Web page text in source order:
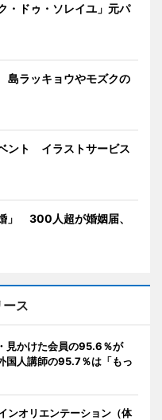
ドゥ・ソレイユ」元パ
ラッキョウやモズクの
ント イラストサービス
」 300人超が婚姻届、
ス
見かけた会員の95.6％が
国人講師の95.7％は「もっ
ンオリエンテーション（体